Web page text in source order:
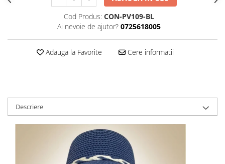
Cod Produs: CON-PV109-BL
Ai nevoie de ajutor? 0725618005
Adauga la Favorite Cere informatii
Descriere